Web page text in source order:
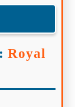
:Royal